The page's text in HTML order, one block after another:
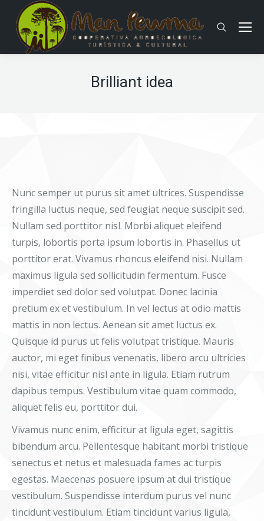
Buscar:
Brilliant idea
Nunc semper ut purus sit amet ultrices. Suspendisse
fringilla luctus neque, sed feugiat neque suscipit sed.
Nullam sed porttitor nisl. Morbi aliquet eleifend
turpis, lobortis porta ipsum lobortis in. Phasellus ut
porttitor erat. Vivamus rhoncus eleifend nisi. Nullam
maximus ligula sed sollicitudin fermentum. Fusce
imperdiet sed dolor sed volutpat. Donec lacinia
pretium ex et vestibulum. In vel lectus at odio mattis
mattis in non lectus. Aenean sit amet luctus ex.
Quisque id purus ut felis volutpat tristique. Mauris
auctor, mi eget finibus venenatis, libero arcu ultricies
nisi, vitae efficitur nisl ante in ligula. Etiam rutrum
dapibus tempus. Vestibulum vitae quam commodo,
aliquet felis eu, porttitor dui.
Vivamus nunc enim, efficitur at ligula eget, sagittis
bibendum arcu. Pellentesque habitant morbi tristique
senectus et netus et malesuada fames ac turpis
egestas. Maecenas posuere ipsum at dui tristique
vestibulum. Suspendisse interdum purus vel nunc
tincidunt vestibulum. Etiam tincidunt varius ligula,